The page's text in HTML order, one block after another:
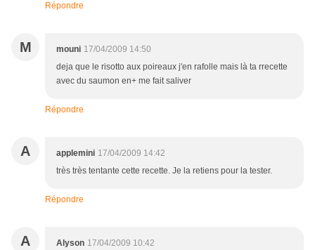
Répondre
M mouni 17/04/2009 14:50
deja que le risotto aux poireaux j'en rafolle mais là ta rrecette
avec du saumon en+ me fait saliver
Répondre
A applemini 17/04/2009 14:42
très très tentante cette recette. Je la retiens pour la tester.
Répondre
A Alyson 17/04/2009 10:42